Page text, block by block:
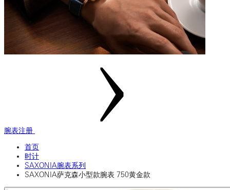
腕表注册
首页
时计
SAXONIA腕表系列
SAXONIA萨克森小型款腕表 750黄金款